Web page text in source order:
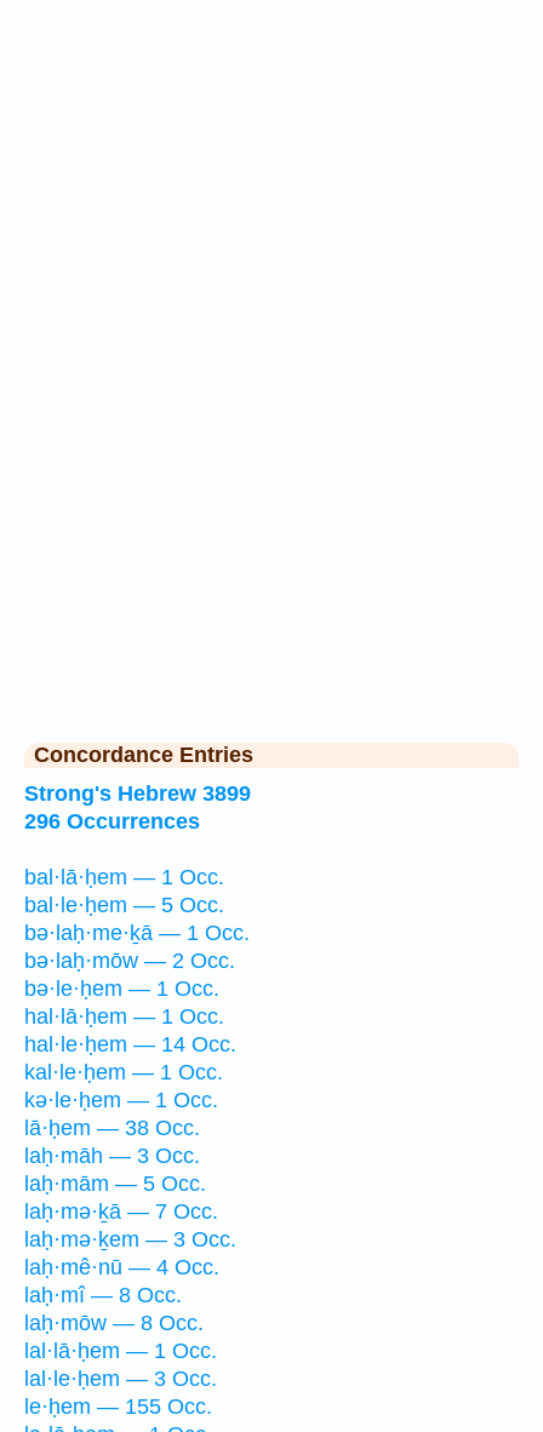
Concordance Entries
Strong's Hebrew 3899
296 Occurrences
bal·lā·ḥem — 1 Occ.
bal·le·ḥem — 5 Occ.
bə·laḥ·me·ḵā — 1 Occ.
bə·laḥ·mōw — 2 Occ.
bə·le·ḥem — 1 Occ.
hal·lā·ḥem — 1 Occ.
hal·le·ḥem — 14 Occ.
kal·le·ḥem — 1 Occ.
kə·le·ḥem — 1 Occ.
lā·ḥem — 38 Occ.
laḥ·māh — 3 Occ.
laḥ·mām — 5 Occ.
laḥ·mə·ḵā — 7 Occ.
laḥ·mə·ḵem — 3 Occ.
laḥ·mê·nū — 4 Occ.
laḥ·mî — 8 Occ.
laḥ·mōw — 8 Occ.
lal·lā·ḥem — 1 Occ.
lal·le·ḥem — 3 Occ.
le·ḥem — 155 Occ.